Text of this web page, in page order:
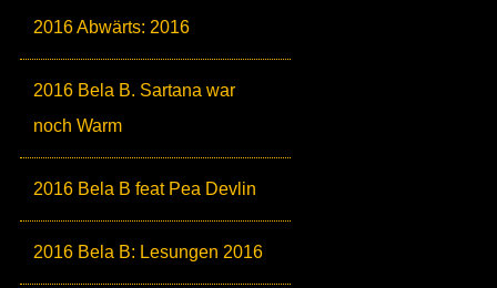
2016 Abwärts: 2016
2016 Bela B. Sartana war
noch Warm
2016 Bela B feat Pea Devlin
2016 Bela B: Lesungen 2016